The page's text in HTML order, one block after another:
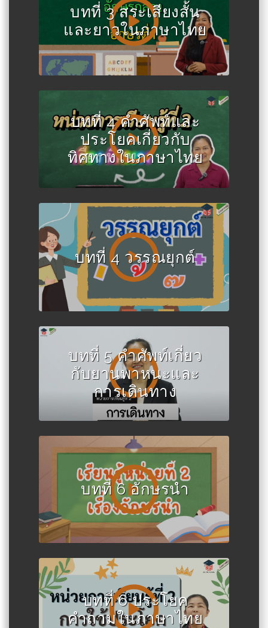
บทที่ 3 สระเสียงสั้น
และยาวในภาษาไทย
บทที่ 4 คำศัพท์และ
ประโยคเกี่ยวกับ
ทิศทางในภาษาไทย
บทที่ 4 วรรณยุกต์
บทที่ 5 คำศัพท์เกี่ยว
กับยานพาหนะและ
การเดินทาง
บทที่ 6 อักษรนำ
บทที่ 6 ประโยค
คำถามในภาษาไทย